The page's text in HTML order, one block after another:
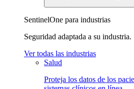
SentinelOne para industrias
Seguridad adaptada a su industria.
Ver todas las industrias
Salud
Proteja los datos de los